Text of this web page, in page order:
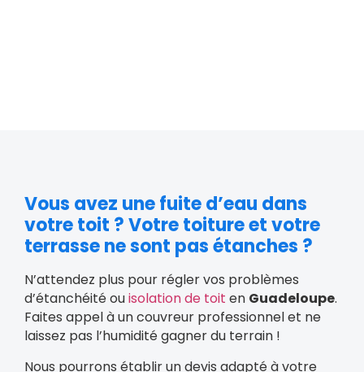
Vous avez une fuite d’eau dans
votre toit ? Votre toiture et votre
terrasse ne sont pas étanches ?
N’attendez plus pour régler vos problèmes
d’étanchéité ouisolation de toit en Guadeloupe.
Faites appel à un couvreur professionnel et ne
laissez pas l’humidité gagner du terrain !
Nous pourrons établir un devis adapté à votre